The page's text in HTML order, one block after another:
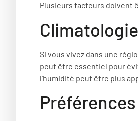
Plusieurs facteurs doivent
Climatologie
Si vous vivez dans une
peut être essentiel pour
l’humidité peut être plus